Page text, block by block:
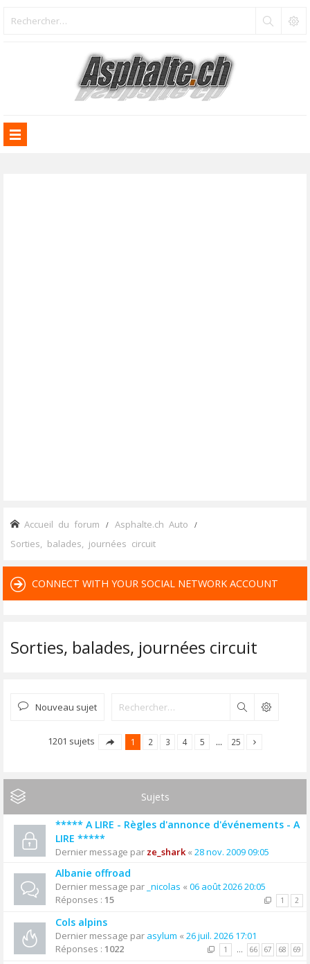
Accueil du forum Asphalte.ch Auto
Sorties, balades, journées circuit
CONNECT WITH YOUR SOCIAL NETWORK ACCOUNT
Sorties, balades, journées circuit
Nouveau sujet Rechercher
1201 sujets 1 2 3 4 5 … 25
Sujets
***** A LIRE - Règles d'annonce d'événements - A
LIRE *****
Dernier message par ze_shark« 28 nov. 2009 09:05
Albanie offroad
Dernier message par _nicolas « 06 août 2026 20:05
Réponses : 15 1 2
Cols alpins
Dernier message par asylum « 26 juil. 2026 17:01
Réponses : 1022 1 … 66 67 68 69